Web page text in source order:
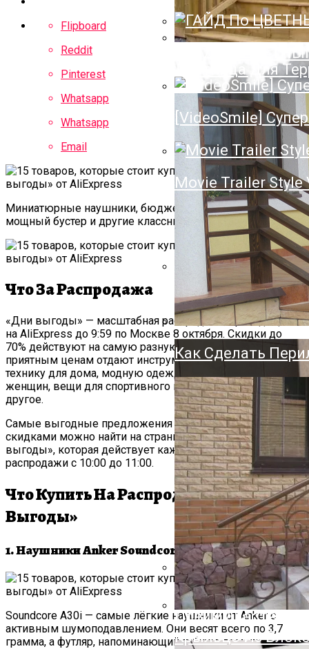
Нюансы Выбора
Держатель Для
Напольный,
Облицовочный
Преимущества И
Лестница Для
Как Сделать
Крыльцо Из
ГАЙД По
[VideoSmile]
Movie Trailer Style
Flipboard
Reddit
Pinterest
Whatsapp
Whatsapp
Email
Миниатюрные наушники, бюджетный проектор,
мощный бустер и другие классные вещи.
Что За Распродажа
«Дни выгоды» — масштабная распродажа, проходящая
на AliExpress до 9:59 по Москве 8 октября. Скидки до
70% действуют на самую разную продукцию: по
приятным ценам отдают инструменты, смартфоны,
технику для дома, модную одежду для мужчин и
женщин, вещи для спортивного гардероба и многое
другое.
Самые выгодные предложения с максимальными
скидками можно найти на странице акции «Час
выгоды», которая действует каждый день в течение
распродажи с 10:00 до 11:00.
Что Купить На Распродаже «Дни
Выгоды»
1. Наушники Anker Soundcore A30i
Soundcore A30i — самые лёгкие наушники от Anker с
активным шумоподавлением. Они весят всего по 3,7
грамма, а футляр, напоминающий губную помаду,